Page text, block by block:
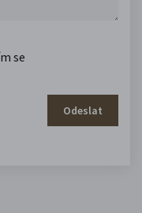
se
Odeslat